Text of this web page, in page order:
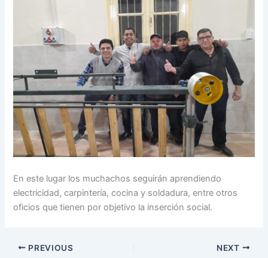
En este lugar los muchachos seguirán aprendiendo
electricidad, carpintería, cocina y soldadura, entre otros
oficios que tienen por objetivo la inserción social.
PREVIOUS NEXT